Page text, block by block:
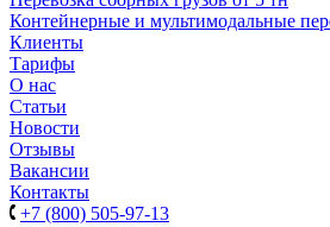
Контейнерные и мультимодальные
Клиенты
Тарифы
О нас
Статьи
Новости
Отзывы
Вакансии
Контакты
+7 (800) 505-97-13